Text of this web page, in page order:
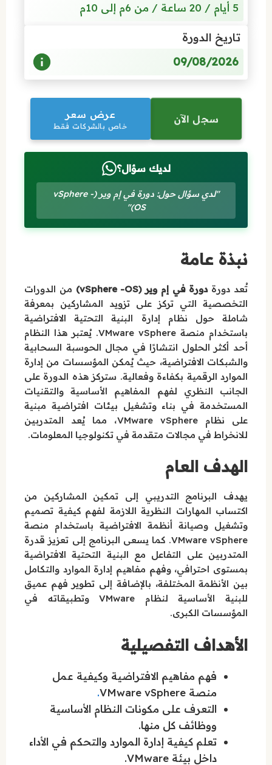
5 أيام / 20 ساعة / من 6م إلى 10م
تاريخ الدورة
09/08/2026
سجل الآن عرض سعر
خاص بالشركات فقط
لديك سؤال؟
"لدي سؤال حول: دورة في إم وير (vSphere -
OS)"
نبذة عامة
تُعد دورةدورة في إم وير (vSphere -OS)
من الدورات
التخصصية التي تركز على تزويد المشاركين بمعرفة
شاملة حول نظام إدارة البنية التحتية الافتراضية
باستخدام منصة VMware vSphere. يُعتبر هذا النظام
أحد أكثر الحلول انتشارًا في مجال الحوسبة السحابية
والشبكات الافتراضية، حيث يُمكن المؤسسات من إدارة
الموارد الرقمية بكفاءة وفعالية. ستركز هذه الدورة على
الجانب النظري لفهم المفاهيم الأساسية والتقنيات
المستخدمة في بناء وتشغيل بيئات افتراضية مبنية
على نظام VMware vSphere، مما يُعد المتدربين
للانخراط في مجالات متقدمة في تكنولوجيا المعلومات.
الهدف العام
يهدف البرنامج التدريبي إلى تمكين المشاركين من
اكتساب المهارات النظرية اللازمة لفهم كيفية تصميم
وتشغيل وصيانة أنظمة الافتراضية باستخدام منصة
VMware vSphere. كما يسعى البرنامج إلى تعزيز قدرة
المتدربين على التفاعل مع البنية التحتية الافتراضية
بمستوى احترافي، وفهم مفاهيم إدارة الموارد والتكامل
بين الأنظمة المختلفة، بالإضافة إلى تطوير فهم عميق
للبنية الأساسية لنظام VMware وتطبيقاته في
المؤسسات الكبرى.
الأهداف التفصيلية
فهم مفاهيم الافتراضية وكيفية عمل
منصة VMware vSphere
.
التعرف على مكونات النظام الأساسية
ووظائف كل منها.
تعلم كيفية إدارة الموارد والتحكم في الأداء
داخل بيئة VMware.